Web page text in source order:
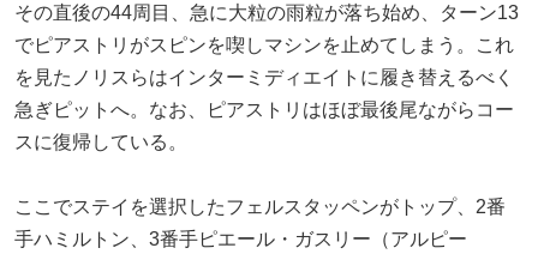
その直後の44周目、急に大粒の雨粒が落ち始め、ターン13
でピアストリがスピンを喫しマシンを止めてしまう。これ
を見たノリスらはインターミディエイトに履き替えるべく
急ぎピットへ。なお、ピアストリはほぼ最後尾ながらコー
スに復帰している。
ここでステイを選択したフェルスタッペンがトップ、2番
手ハミルトン、3番手ピエール・ガスリー（アルピー